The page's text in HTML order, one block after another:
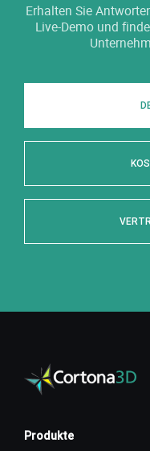
Erhalten Sie
Live-Demo und
Produkte